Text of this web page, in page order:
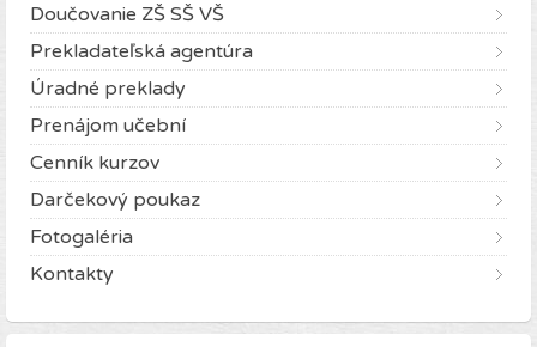
Doučovanie ZŠ SŠ VŠ
Prekladateľská agentúra
Úradné preklady
Prenájom učební
Cenník kurzov
Darčekový poukaz
Fotogaléria
Kontakty